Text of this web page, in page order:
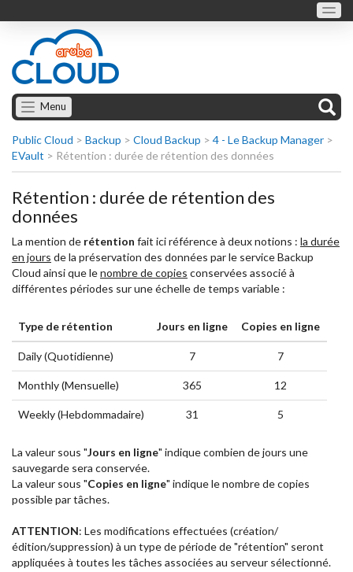
Menu
Public Cloud > Backup > Cloud Backup > 4 - Le Backup Manager >
EVault > Rétention : durée de rétention des données
Rétention : durée de rétention des
données
La mention de rétention fait ici référence à deux notions : la durée
en jours de la préservation des données par le service Backup
Cloud ainsi que lenombre de copies conservées associé à
différentes périodes sur une échelle de temps variable :
Type de rétention Jours en ligne Copies en ligne
Daily (Quotidienne) 7 7
Monthly (Mensuelle) 365 12
Weekly (Hebdommadaire) 31 5
La valeur sous "Jours en ligne" indique combien de jours une
sauvegarde sera conservée.
La valeur sous "Copies en ligne" indique le nombre de copies
possible par tâches.
ATTENTION: Les modifications effectuées (création/
édition/suppression) à un type de période de "rétention" seront
appliquées à toutes les tâches associées au serveur sélectionné.